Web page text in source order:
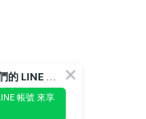
歡
迎訂閱我們的 LINE 官方帳號
帳號 來享